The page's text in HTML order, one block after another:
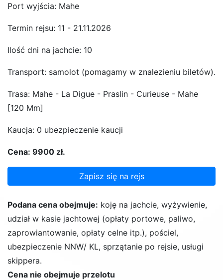
Port wyjścia: Mahe
Termin rejsu: 11 - 21.11.2026
Ilość dni na jachcie: 10
Transport: samolot (pomagamy w znalezieniu biletów).
Trasa: Mahe - La Digue - Praslin - Curieuse - Mahe
[120 Mm]
Kaucja: 0 ubezpieczenie kaucji
Cena: 9900 zł.
Zapisz się na rejs
Podana cena obejmuje: koję na jachcie, wyżywienie,
udział w kasie jachtowej (opłaty portowe, paliwo,
zaprowiantowanie, opłaty celne itp.), pościel,
ubezpieczenie NNW/ KL, sprzątanie po rejsie, usługi
skippera.
Cena nie obejmuje przelotu